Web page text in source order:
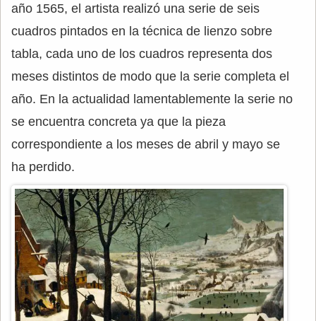
año 1565, el artista realizó una serie de seis
cuadros pintados en la técnica de lienzo sobre
tabla, cada uno de los cuadros representa dos
meses distintos de modo que la serie completa el
año. En la actualidad lamentablemente la serie no
se encuentra concreta ya que la pieza
correspondiente a los meses de abril y mayo se
ha perdido.